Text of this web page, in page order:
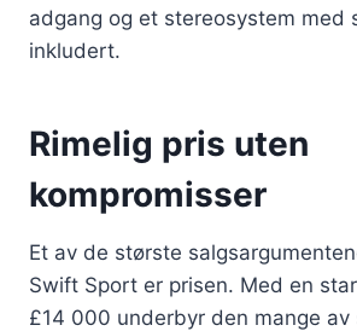
adgang og et stereosystem med
inkludert.
Rimelig pris uten
kompromisser
Et av de største
Swift Sport er prisen. Med en
£14 000 underbyr den mange av